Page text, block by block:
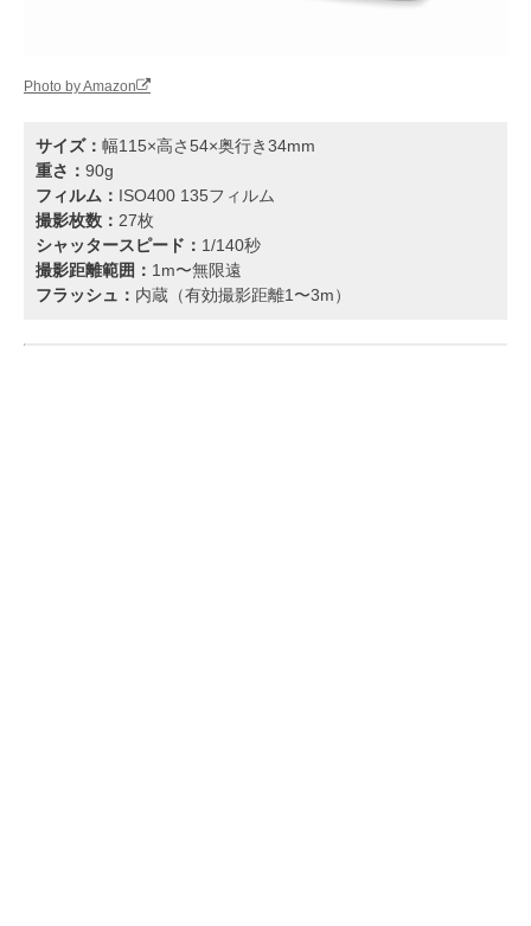
Photo by Amazon
サイズ： 幅115×高さ54×奥行き34mm
重さ： 90g
フィルム： ISO400 135フィルム
撮影枚数： 27枚
シャッタースピード： 1/140秒
撮影距離範囲： 1m〜無限遠
フラッシュ： 内蔵（有効撮影距離1〜3m）